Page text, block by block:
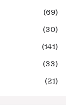
(69)
(30)
(141)
(33)
(21)